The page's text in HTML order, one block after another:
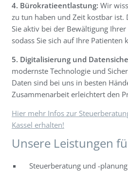
4. Bürokratieentlastung: Wir
zu tun haben und Zeit kostbar ist.
Sie aktiv bei der Bewältigung
sodass Sie sich auf Ihre Patienten
5. Digitalisierung und
modernste Technologie und
Daten sind bei uns in besten
Zusammenarbeit erleichtert den
Hier mehr Infos zur
Kassel erhalten!
Unsere Leistungen
Steuerberatung und -